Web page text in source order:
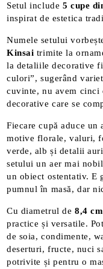
Setul include 5 cupe
inspirat de estetica
Numele setului
Kinsai trimite la
la detaliile decorative
culori”, sugerând
cuvinte, nu avem cinci
decorative care se
Fiecare cupă aduce
motive florale, valuri,
verde, alb și detalii
setului un aer mai
un obiect ostentativ. E
pumnul în masă, dar
Cu diametrul de 8,4 cm
practice și versatile.
de soia, condimente,
deserturi, fructe, nuci
potrivite și pentru o